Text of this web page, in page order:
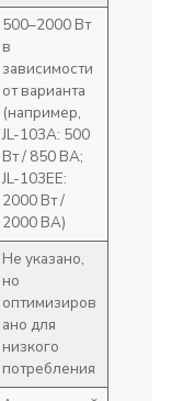
500–2000 Вт
в
зависимости
от варианта
(например,
JL-103A: 500
Вт / 850 ВА;
JL-103EE:
2000 Вт /
2000 ВА)
Не указано,
но
оптимизиров
ано для
низкого
потребления